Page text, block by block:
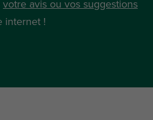
votre avis ou vos suggestions
internet !